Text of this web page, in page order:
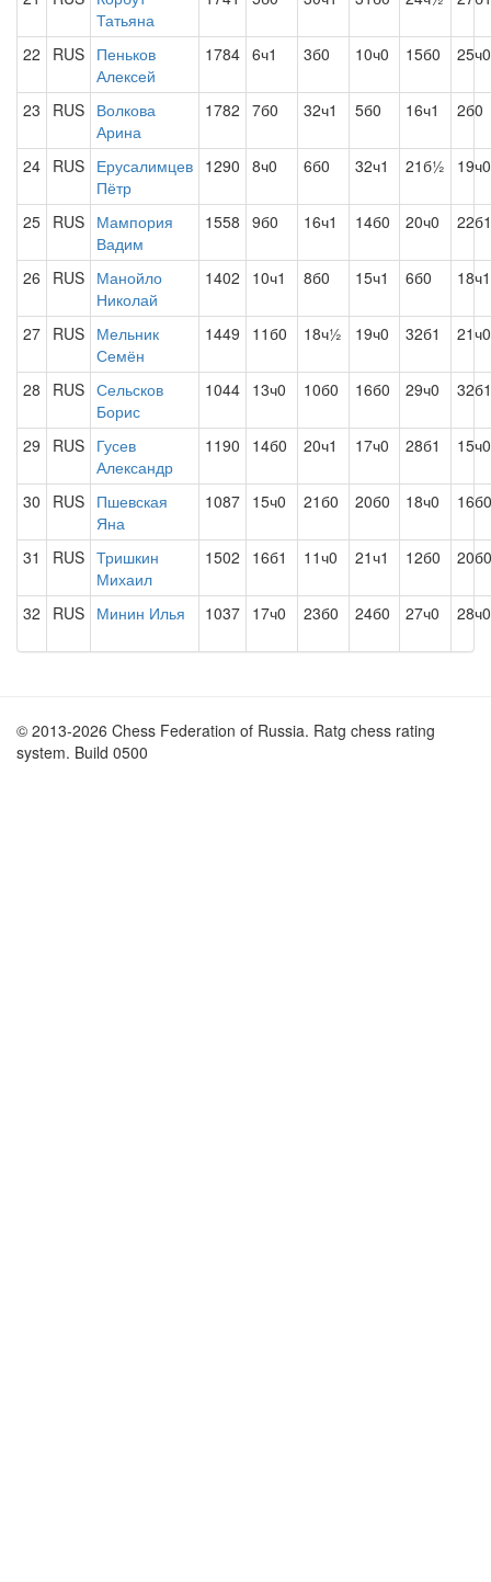
Татьяна
22 RUS Пеньков
Алексей
1784 6ч1 3б0 10ч0 15б0 25ч0
23 RUS Волкова
Арина
1782 7б0 32ч1 5б0 16ч1 2б0
24 RUS Ерусалимцев
Пётр
1290 8ч0 6б0 32ч1 21б½ 19ч0
25 RUS Мампория
Вадим
1558 9б0 16ч1 14б0 20ч0 22б1
26 RUS Манойло
Николай
1402 10ч1 8б0 15ч1 6б0 18ч1
27 RUS Мельник
Семён
1449 11б0 18ч½ 19ч0 32б1 21ч0
28 RUS Сельсков
Борис
1044 13ч0 10б0 16б0 29ч0 32б1
29 RUS Гусев
Александр
1190 14б0 20ч1 17ч0 28б1 15ч0
30 RUS Пшевская
Яна
1087 15ч0 21б0 20б0 18ч0 16б0
31 RUS Тришкин
Михаил
1502 16б1 11ч0 21ч1 12б0 20б0
32 RUS Минин Илья 1037 17ч0 23б0 24б0 27ч0 28ч0
© 2013-2026 Chess Federation of Russia. Ratg chess rating
system. Build 0500